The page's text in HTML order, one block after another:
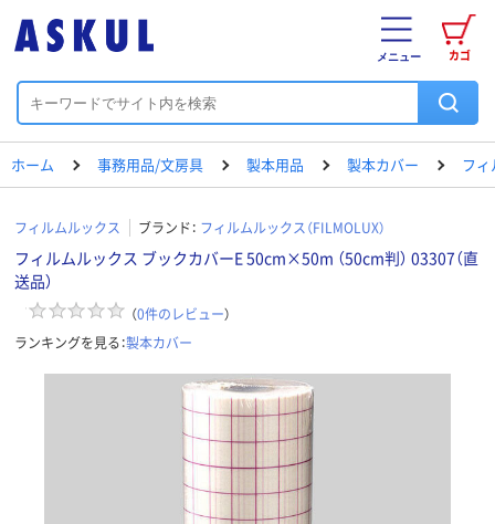
カゴ
メニュー
ホーム 事務用品/文房具 製本用品 製本カバー フ
フィルムルックス ブランド： フィルムルックス（FILMOLUX）
フィルムルックス ブックカバーE 50cm×50m （50cm判） 03307（直
送品）
（0件のレビュー）
ランキングを見る：製本カバー